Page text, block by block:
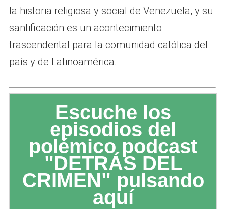
la historia religiosa y social de Venezuela, y su
santificación es un acontecimiento
trascendental para la comunidad católica del
país y de Latinoamérica.
Escuche los
episodios del
polémico podcast
"DETRÁS DEL
CRIMEN" pulsando
aquí